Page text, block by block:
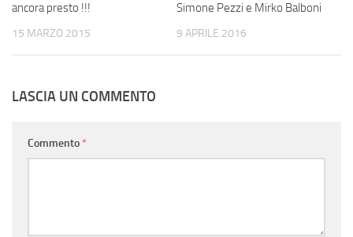
ancora presto !!!
15 MARZO 2015
Simone Pezzi e Mirko Balboni
9 APRILE 2016
LASCIA UN COMMENTO
Commento *